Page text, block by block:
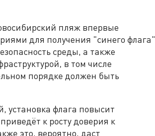
пляж впервые
для получения "синего флага"
среды, а также
в том числе
порядке должен быть
установка флага повысит
к росту доверия к
это, вероятно, даст